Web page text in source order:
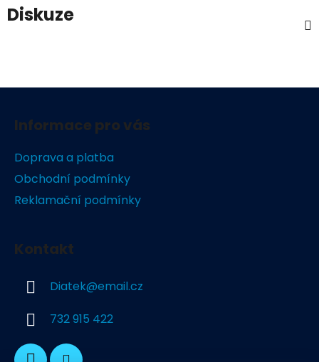
Diskuze
Informace pro vás
Doprava a platba
Obchodní podmínky
Reklamační podmínky
Kontakt
Diatek@email.cz
732 915 422